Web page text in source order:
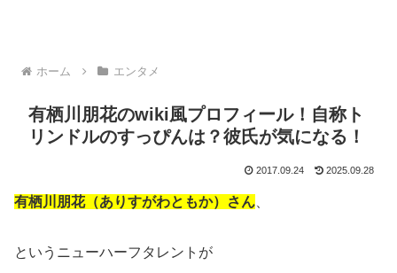
ホーム エンタメ
有栖川朋花のwiki風プロフィール！自称ト
リンドルのすっぴんは？彼氏が気になる！
2017.09.24 2025.09.28
有栖川朋花（ありすがわともか）さん
というニューハーフタレントが